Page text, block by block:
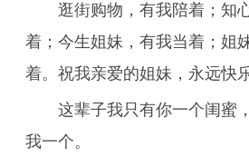
逛街购物，有我陪着；知
着；今生姐妹，有我当着；姐
着。祝我亲爱的姐妹，永远快
这辈子我只有你一个闺蜜
我一个。